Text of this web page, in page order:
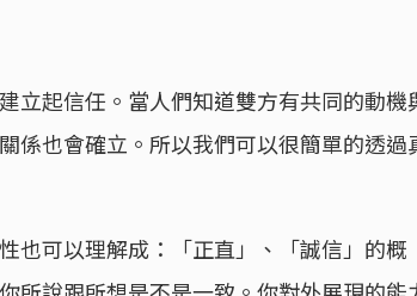
立起信任。當人們知道雙方有共同的動機
係也會確立。所以我們可以很簡單的透過
也可以理解成：「正直」、「誠信」的概